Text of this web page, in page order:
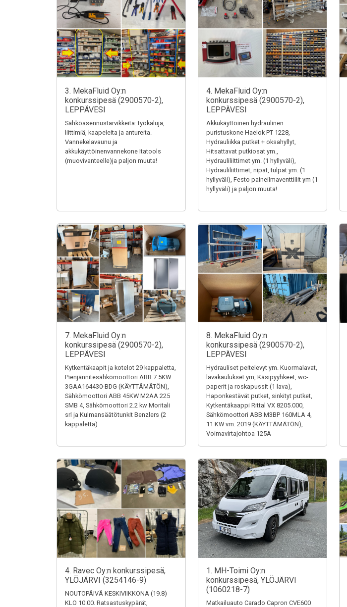
3. MekaFluid Oy:n
konkurssipesä (2900570-2),
LEPPÄVESI
Sähköasennustarvikkeita: työkaluja,
liittimiä, kaapeleita ja antureita.
Vannekelavaunu ja
akkukäyttöinenvannekone Itatools
(muovivanteelle)ja paljon muuta!
4. MekaFluid Oy:n
konkurssipesä (2900570-2),
LEPPÄVESI
Akkukäyttöinen hydraulinen
puristuskone Haelok PT 1228,
Hydrauliikka putket + oksahyllyt,
Hitsattavat putkiosat ym.,
Hydrauliliittimet ym. (1 hyllyväli),
Hydrauliliittimet, nipat, tulpat ym. (1
hyllyväli), Festo paineilmaventtiilit ym (1
hyllyväli) ja paljon muuta!
7. MekaFluid Oy:n
konkurssipesä (2900570-2),
LEPPÄVESI
Kytkentäkaapit ja kotelot 29 kappaletta,
Pienjännitesähkömoottori ABB 7.5KW
3GAA164430-BDG (KÄYTTÄMÄTÖN),
Sähkömoottori ABB 45KW M2AA 225
SMB 4, Sähkömoottori 2.2 kw Moritali
srl ja Kulmansäätötunkit Benzlers (2
kappaletta)
8. MekaFluid Oy:n
konkurssipesä (2900570-2),
LEPPÄVESI
Hydrauliset peitelevyt ym. Kuormalavat,
lavakaulukset ym, Käsipyyhkeet, wc-
paperit ja roskapussit (1 lava),
Haponkestävät putket, sinkityt putket,
Kytkentäkaappi Rittal VX 8205.000,
Sähkömoottori ABB M3BP 160MLA 4,
11 KW vm. 2019 (KÄYTTÄMÄTÖN),
Voimavirtajohtoa 125A
4. Ravec Oy:n konkurssipesä,
YLÖJÄRVI (3254146-9)
NOUTOPÄIVÄ KESKIVIIKKONA (19.8)
KLO 10.00. Ratsastuskypärät,
1. MH-Toimi Oy:n
konkurssipesä, YLÖJÄRVI
(1060218-7)
Matkailuauto Carado Capron CVE600